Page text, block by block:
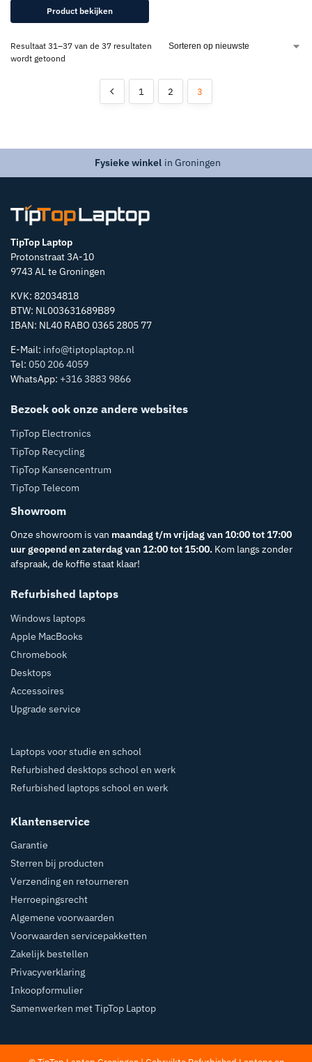
Product bekijken
Resultaat 31–37 van de 37 resultaten
wordt getoond
1 2 3
Fysieke winkel in Groningen
TipTop Laptop
Protonstraat 3A-10
9743 AL te Groningen
KVK: 82034818
BTW: NL003631689B89
IBAN: NL40 RABO 0365 2805 77
E-Mail: info@tiptoplaptop.nl
Tel: 050 206 4059
WhatsApp: +316 3883 9866
Bezoek ook onze andere websites
TipTop Electronics
TipTop Recycling
TipTop Kansencentrum
TipTop Telecom
Showroom
Onze showroom is van maandag t/m vrijdag van 10:00 tot 17:00
uur geopend en zaterdag van 12:00 tot 15:00. Kom langs zonder
afspraak, de koffie staat klaar!
Refurbished laptops
Windows laptops
Apple MacBooks
Chromebook
Desktops
Accessoires
Upgrade service
Laptops voor studie en school
Refurbished desktops school en werk
Refurbished laptops school en werk
Klantenservice
Garantie
Sterren bij producten
Verzending en retourneren
Herroepingsrecht
Algemene voorwaarden
Voorwaarden servicepakketten
Zakelijk bestellen
Privacyverklaring
Inkoopformulier
Samenwerken met TipTop Laptop